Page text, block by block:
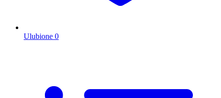
Ulubione 0